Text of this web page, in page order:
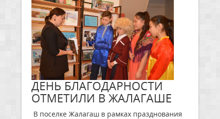
ДЕНЬ БЛАГОДАРНОСТИ
ОТМЕТИЛИ В ЖАЛАГАШЕ
В поселке Жалагаш в рамках празднования